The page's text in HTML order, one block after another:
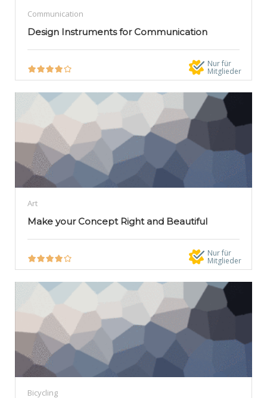
Communication
Design Instruments for Communication
Nur für
Mitglieder
Art
Make your Concept Right and Beautiful
Nur für
Mitglieder
Bicycling